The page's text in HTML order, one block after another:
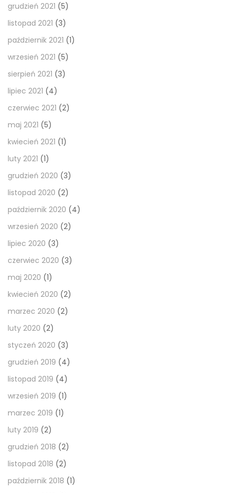
grudzień 2021 (5)
listopad 2021 (3)
październik 2021 (1)
wrzesień 2021 (5)
sierpień 2021 (3)
lipiec 2021 (4)
czerwiec 2021 (2)
maj 2021 (5)
kwiecień 2021 (1)
luty 2021 (1)
grudzień 2020 (3)
listopad 2020 (2)
październik 2020 (4)
wrzesień 2020 (2)
lipiec 2020 (3)
czerwiec 2020 (3)
maj 2020 (1)
kwiecień 2020 (2)
marzec 2020 (2)
luty 2020 (2)
styczeń 2020 (3)
grudzień 2019 (4)
listopad 2019 (4)
wrzesień 2019 (1)
marzec 2019 (1)
luty 2019 (2)
grudzień 2018 (2)
listopad 2018 (2)
październik 2018 (1)